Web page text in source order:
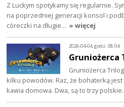
Z Luckym spotykamy się regularnie.
na poprzedniej generacji konsol i
córeczki na długie… » więcej
2026-04-04, godz. 08:04
Gruniożerca
Gruniożerca
kilku powodów. Raz, że bohaterką
kawia domowa. Dwa, są to trzy